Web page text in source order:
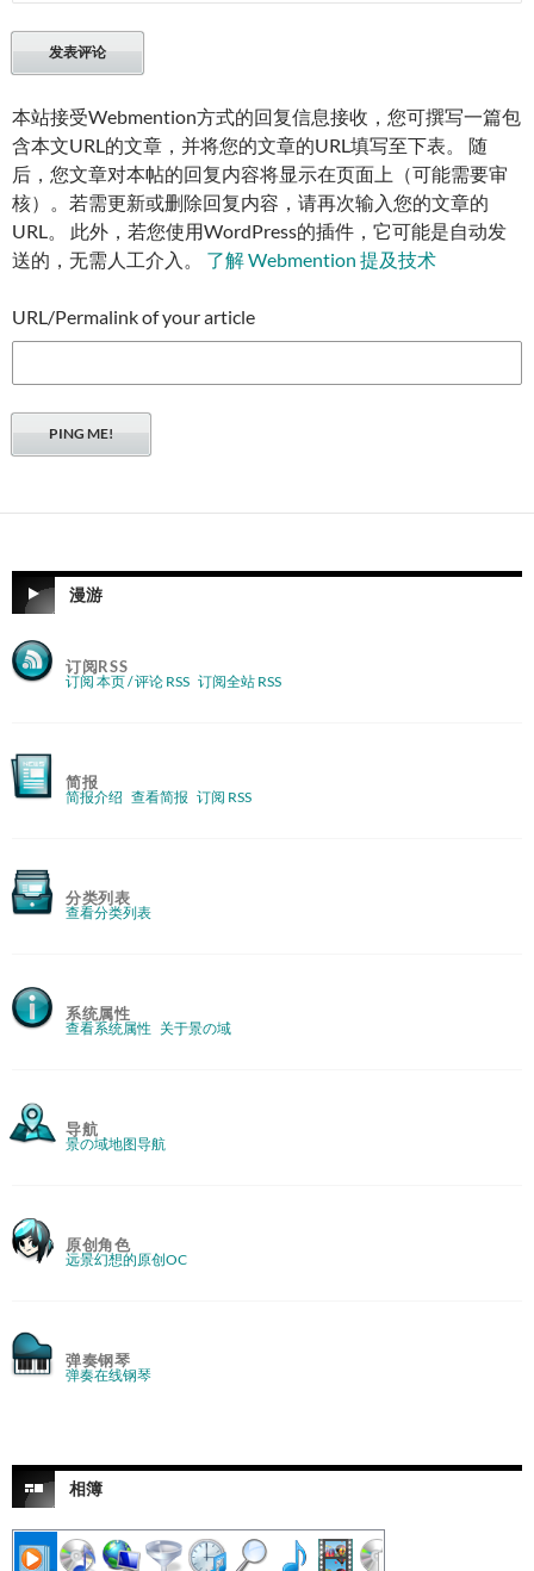
本站接受Webmention方式的回复信息接收，您可撰写一篇包
含本文URL的文章，并将您的文章的URL填写至下表。 随
后，您文章对本帖的回复内容将显示在页面上（可能需要审
核）。若需更新或删除回复内容，请再次输入您的文章的
URL。 此外，若您使用WordPress的插件，它可能是自动发
送的，无需人工介入。 了解 Webmention 提及技术
URL/Permalink of your article
漫游
订阅RSS
订阅 本页 / 评论 RSS 订阅全站 RSS
简报
简报介绍 查看简报 订阅 RSS
分类列表
查看分类列表
系统属性
查看系统属性 关于景の域
导航
景の域地图导航
原创角色
远景幻想的原创OC
弹奏钢琴
弹奏在线钢琴
相簿